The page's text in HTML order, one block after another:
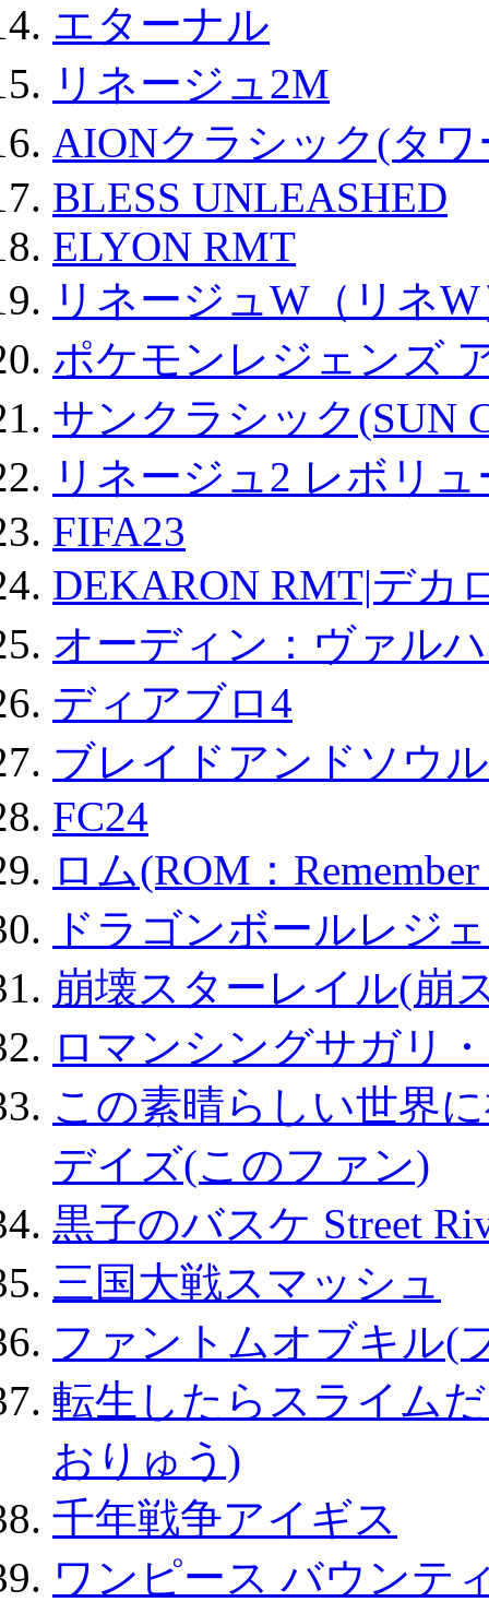
エターナル
リネージュ2M
AIONクラシック(タ
BLESS UNLEASHED
ELYON RMT
リネージュW（リネ
ポケモンレジェンズ
サンクラシック(SUN
リネージュ2 レボリ
FIFA23
DEKARON RMT|デカ
オーディン：ヴァル
ディアブロ4
ブレイドアンドソウ
FC24
ロム(ROM：
ドラゴンボールレジ
崩壊スターレイル(崩
ロマンシングサガリ
この素晴らしい世界
デイズ(このファン)
黒子のバスケ Street
三国大戦スマッシュ
ファントムオブキル(
転生したらスライム
おりゅう)
千年戦争アイギス
ワンピース バウンテ